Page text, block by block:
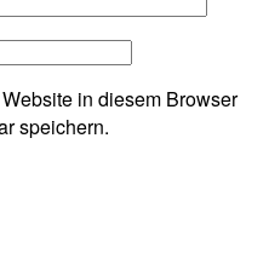
in diesem Browser
speichern.